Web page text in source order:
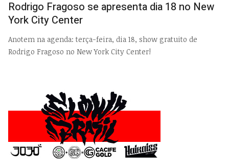
Rodrigo Fragoso se apresenta dia 18 no New
York City Center
Anotem na agenda: terça-feira, dia 18, show gratuito de
Rodrigo Fragoso no New York City Center!